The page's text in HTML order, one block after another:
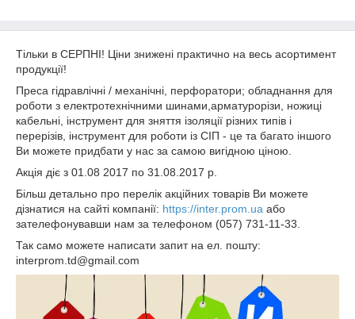
Тільки в СЕРПНІ! Ціни знижені практично на весь асортимент
продукції!
Преса гідравлічні / механічні, перфоратори; обладнання для
роботи з електротехнічними шинами,арматурорізи, ножиці
кабельні, інструмент для зняття ізоляції різних типів і
перерізів, інструмент для роботи із СІП - це та багато іншого
Ви можете придбати у нас за самою вигідною ціною.
Акція діє з 01.08 2017 по 31.08.2017 р.
Більш детально про перелік акційних товарів Ви можете
дізнатися на сайті компанії: https://inter.prom.ua або
зателефонувавши нам за телефоном (057) 731-11-33.
Так само можете написати запит на ел. пошту:
interprom.td@gmail.com